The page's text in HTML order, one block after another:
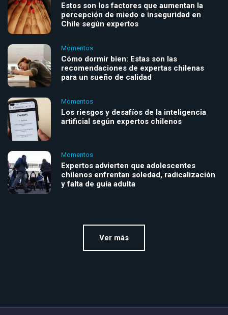
Estos son los factores que aumentan la
percepción de miedo e inseguridad en
Chile según expertos
Momentos
Cómo dormir bien: Estas son las
recomendaciones de expertas chilenas
para un sueño de calidad
Momentos
Los riesgos y desafíos de la inteligencia
artificial según expertos chilenos
Momentos
Expertos advierten que adolescentes
chilenos enfrentan soledad, radicalización
y falta de guía adulta
Ver más